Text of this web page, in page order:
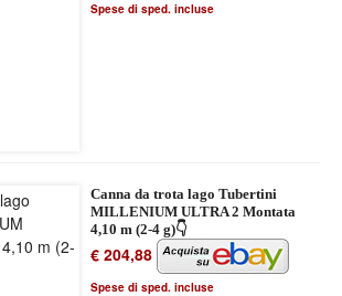
Spese di sped. incluse
Canna da trota lago Tubertini
MILLENIUM ULTRA 2 Montata
4,10 m (2-4 g)👇
€ 204,88
Spese di sped. incluse